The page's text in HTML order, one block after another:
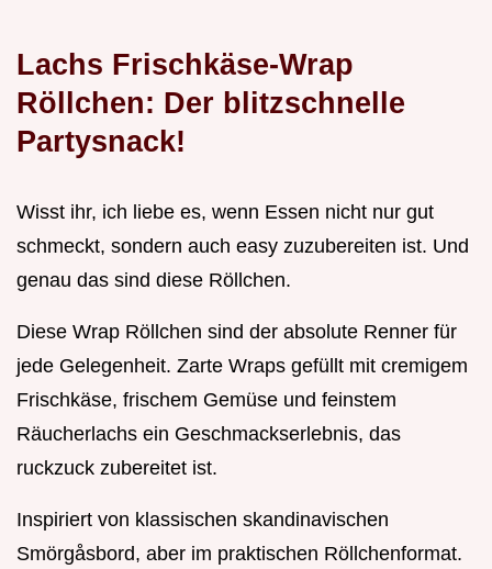
Lachs Frischkäse-Wrap
Röllchen: Der blitzschnelle
Partysnack!
Wisst ihr, ich liebe es, wenn Essen nicht nur gut
schmeckt, sondern auch easy zuzubereiten ist. Und
genau das sind diese Röllchen.
Diese Wrap Röllchen sind der absolute Renner für
jede Gelegenheit. Zarte Wraps gefüllt mit cremigem
Frischkäse, frischem Gemüse und feinstem
Räucherlachs ein Geschmackserlebnis, das
ruckzuck zubereitet ist.
Inspiriert von klassischen skandinavischen
Smörgåsbord, aber im praktischen Röllchenformat.